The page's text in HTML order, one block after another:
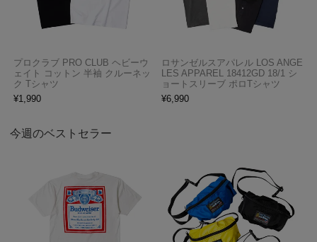
プロクラブ PRO CLUB ヘビーウ
ェイト コットン 半袖 クルーネッ
ク Tシャツ
¥1,990
ロサンゼルスアパレル LOS ANGE
LES APPAREL 18412GD 18/1 シ
ョートスリーブ ポロTシャツ
¥6,990
今週のベストセラー